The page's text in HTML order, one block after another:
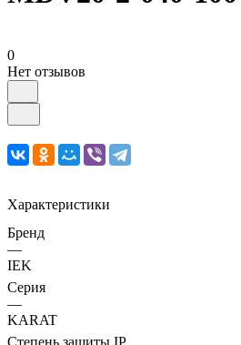
0
Нет отзывов
Характеристики
Бренд
—
IEK
Серия
—
KARAT